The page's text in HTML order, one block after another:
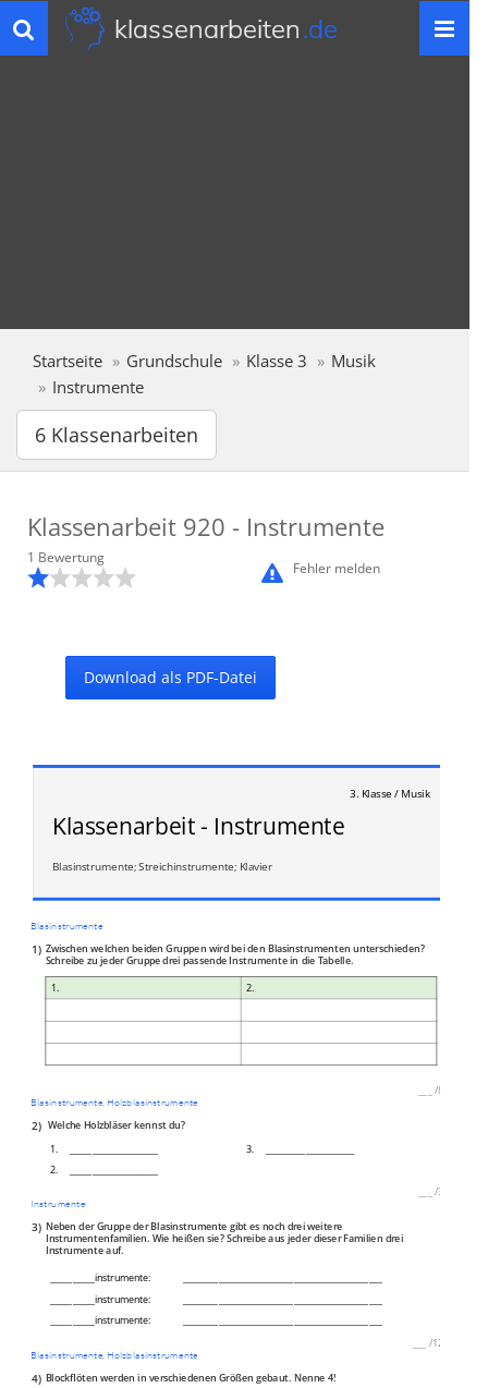
Toggle
navigation
klassenarbeiten.de
Startseite Grundschule Klasse 3
Musik
Instrumente
6 Klassenarbeiten
Klassenarbeit 920 - Instrumente
Fehler melden
1 Bewertung
Download als PDF-Datei
3. Klasse / Musik
Klassenarbeit - Instrumente
Blasinstrumente; Streichinstrumente; Klavier
Blasinstrumente
1) Zwischen welchen beiden Gruppen wird bei den Blasinstrumenten unterschieden?
Schreibe zu jeder Gruppe drei passende Instrumente in die Tabelle.
1. 2.
/8P
Blasinstrumente, Holzblasinstrumente
2) Welche Holzbläser kennst du?
1. 3.
2.
/3P
Instrumente
3) Neben der Gruppe der Blasinstrumente gibt es noch drei weitere
Instrumentenfamilien. Wie heißen sie? Schreibe aus jeder dieser Familien drei
Instrumente auf.
__________instrumente:
__________instrumente:
__________instrumente:
/12P
Blasinstrumente, Holzblasinstrumente
4) Blockflöten werden in verschiedenen Größen gebaut. Nenne 4!